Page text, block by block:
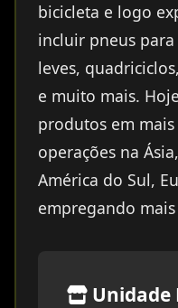
bicicleta e logo
incluir pneus
leves,
e muito mais.
produtos em mais
operações na
América do Sul,
empregando
Unidade